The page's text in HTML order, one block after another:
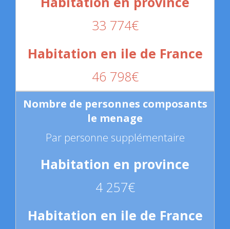
33 774€
46 798€
Par personne supplémentaire
4 257€